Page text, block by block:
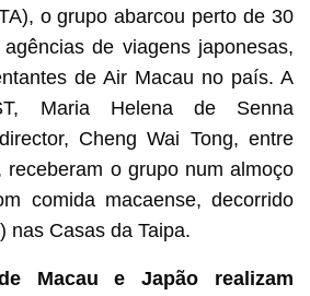
o grupo abarcou perto de 30
de viagens japonesas,
de Air Macau no país. A
Maria Helena de Senna
Cheng Wai Tong, entre
receberam o grupo num almoço
comida macaense, decorrido
nas Casas da Taipa.
Macau e Japão realizam